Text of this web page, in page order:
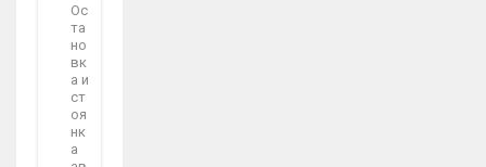
Ос
та
но
вк
а и
ст
оя
нк
а